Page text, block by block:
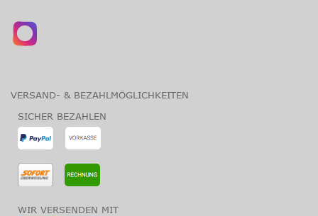
VERSAND- & BEZAHLMÖGLICHKEITEN
SICHER BEZAHLEN
WIR VERSENDEN MIT